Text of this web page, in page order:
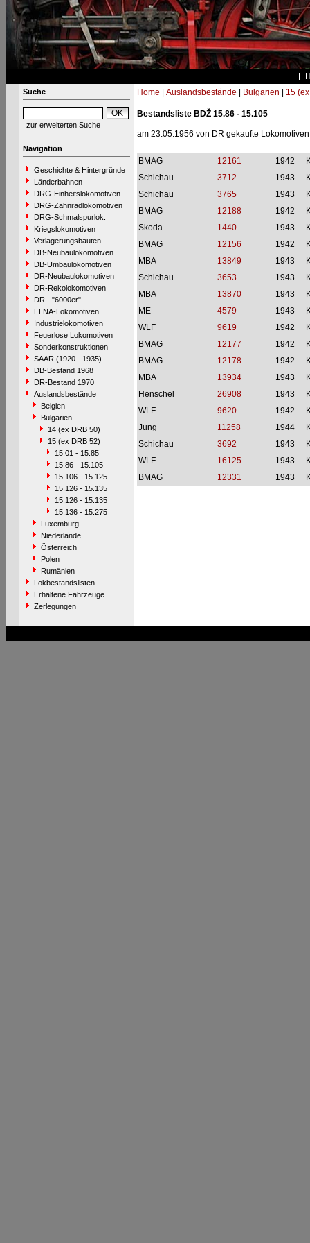
Suche
zur erweiterten Suche
Navigation
Geschichte & Hintergründe
Länderbahnen
DRG-Einheitslokomotiven
DRG-Zahnradlokomotiven
DRG-Schmalspurlok.
Kriegslokomotiven
Verlagerungsbauten
DB-Neubaulokomotiven
DB-Umbaulokomotiven
DR-Neubaulokomotiven
DR-Rekolokomotiven
DR - "6000er"
ELNA-Lokomotiven
Industrielokomotiven
Feuerlose Lokomotiven
Sonderkonstruktionen
SAAR (1920 - 1935)
DB-Bestand 1968
DR-Bestand 1970
Auslandsbestände
Belgien
Bulgarien
14 (ex DRB 50)
15 (ex DRB 52)
15.01 - 15.85
15.86 - 15.105
15.106 - 15.125
15.126 - 15.135
15.126 - 15.135
15.136 - 15.275
Luxemburg
Niederlande
Österreich
Polen
Rumänien
Lokbestandslisten
Erhaltene Fahrzeuge
Zerlegungen
Home Auslandsbestände Bulgarien 15
Bestandsliste BDŽ 15.86 - 15.105
am 23.05.1956 von DR gekaufte Lokomotiven
BMAG 12161 1942
Schichau
3712 1943
Schichau
3765 1943
BMAG
12188 1942
Skoda
1440 1943
BMAG
12156 1942
MBA
13849 1943
Schichau
3653 1943
MBA
13870 1943
ME
4579 1943
WLF
9619 1942
BMAG
12177 1942
BMAG
12178 1942
MBA
13934 1943
Henschel
26908 1943
WLF
9620 1942
Jung
11258 1944
Schichau
3692 1943
WLF
16125 1943
BMAG
12331 1943